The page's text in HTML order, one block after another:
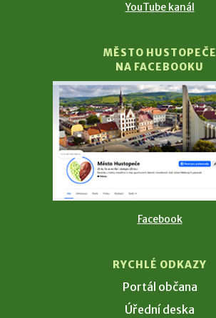
YouTube kanál
MĚSTO HUSTOPEČE
NA FACEBOOKU
Facebook
RYCHLÉ ODKAZY
Portál občana
Úřední deska